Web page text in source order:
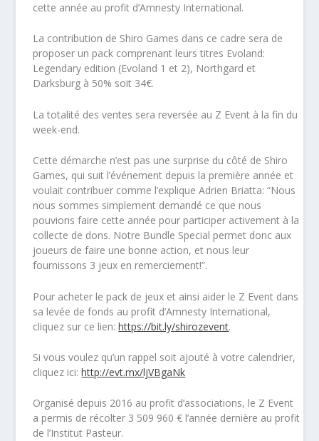
cette année au profit d’Amnesty International.
La contribution de Shiro Games dans ce cadre sera de
proposer un pack comprenant leurs titres Evoland:
Legendary edition (Evoland 1 et 2), Northgard et
Darksburg à 50% soit 34€.
La totalité des ventes sera reversée au Z Event à la fin du
week-end.
Cette démarche n’est pas une surprise du côté de Shiro
Games, qui suit l’événement depuis la première année et
voulait contribuer comme l’explique Adrien Briatta: “Nous
nous sommes simplement demandé ce que nous
pouvions faire cette année pour participer activement à la
collecte de dons. Notre Bundle Special permet donc aux
joueurs de faire une bonne action, et nous leur
fournissons 3 jeux en remerciement!”.
Pour acheter le pack de jeux et ainsi aider le Z Event dans
sa levée de fonds au profit d’Amnesty International,
cliquez sur ce lien:https://bit.ly/shirozevent.
Si vous voulez qu’un rappel soit ajouté à votre calendrier,
cliquez ici:http://evt.mx/ljVBgaNk
Organisé depuis 2016 au profit d’associations, le Z Event
a permis de récolter 3 509 960 € l’année dernière au profit
de l’Institut Pasteur.